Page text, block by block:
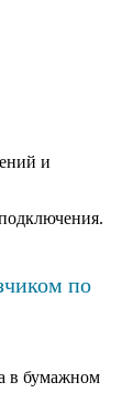
и
по
в бумажном